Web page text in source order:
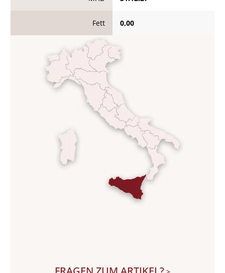
Fett 0,00